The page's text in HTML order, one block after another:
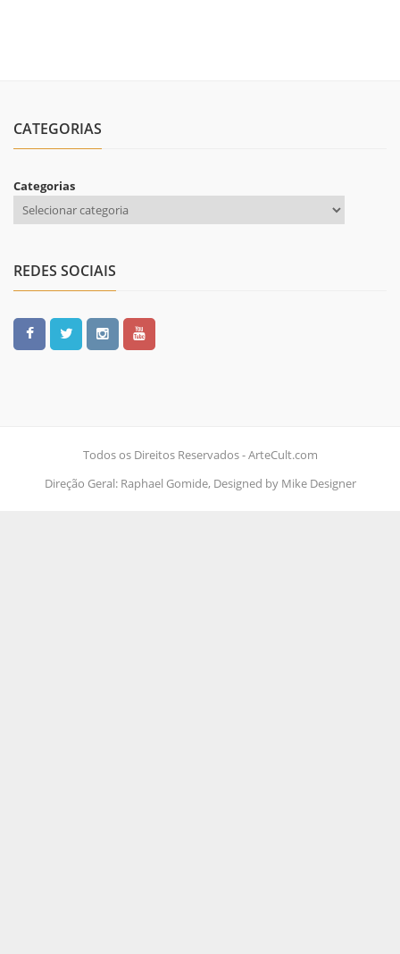
CATEGORIAS
Categorias
REDES SOCIAIS
Todos os Direitos Reservados - ArteCult.com
Direção Geral: Raphael Gomide, Designed by Mike Designer